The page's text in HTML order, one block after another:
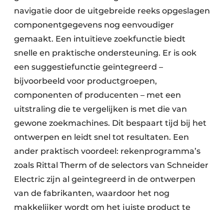
navigatie door de uitgebreide reeks opgeslagen
componentgegevens nog eenvoudiger
gemaakt. Een intuïtieve zoekfunctie biedt
snelle en praktische ondersteuning. Er is ook
een suggestiefunctie geïntegreerd –
bijvoorbeeld voor productgroepen,
componenten of producenten – met een
uitstraling die te vergelijken is met die van
gewone zoekmachines. Dit bespaart tijd bij het
ontwerpen en leidt snel tot resultaten. Een
ander praktisch voordeel: rekenprogramma’s
zoals Rittal Therm of de selectors van Schneider
Electric zijn al geïntegreerd in de ontwerpen
van de fabrikanten, waardoor het nog
makkelijker wordt om het juiste product te